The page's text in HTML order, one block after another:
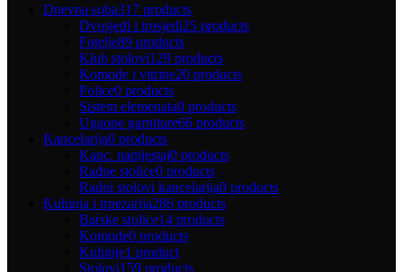
Dnevna soba317 products
Dvosjedi i trosjedi25 products
Fotelje89 products
Klub stolovi129 products
Komode i vitrine20 products
Police0 products
Sistem elemenata0 products
Ugaone garniture66 products
Kancelarija0 products
Kanc. namjestaj0 products
Radne stolice0 products
Radni stolovi kancelarija0 products
Kuhinja i trpezarija286 products
Barske stolice14 products
Komode0 products
Kuhinje1 product
Stolovi159 products